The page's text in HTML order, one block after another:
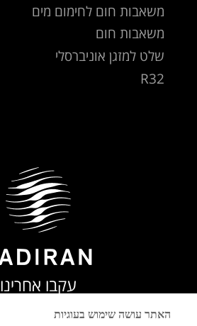
משאבות חום לחימום מים
משאבות חום
שלט למזגן אוניברסלי
R32
עקבו אחרינו
האתר עושה שימוש בעוגיות